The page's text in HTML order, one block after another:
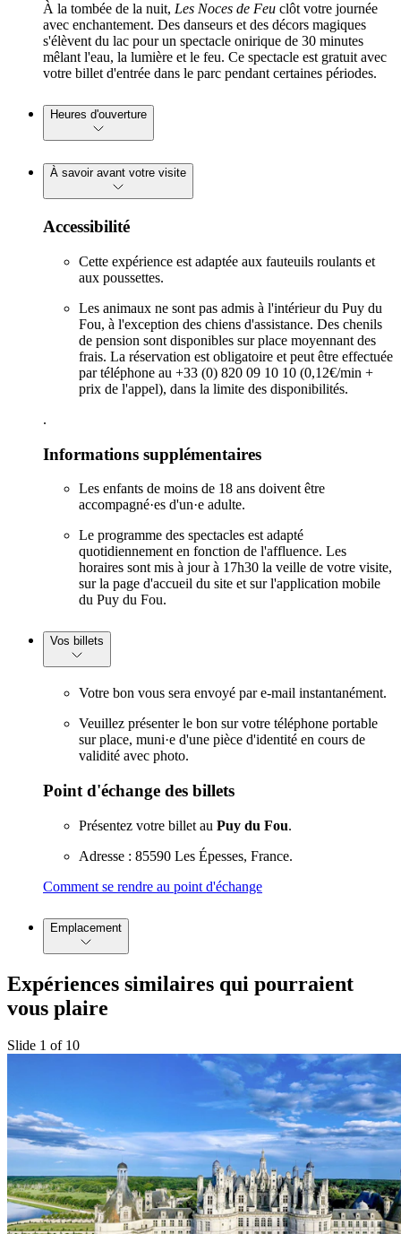
À la tombée de la nuit, Les Noces de Feu clôt votre journée
avec enchantement. Des danseurs et des décors magiques
s'élèvent du lac pour un spectacle onirique de 30 minutes
mêlant l'eau, la lumière et le feu. Ce spectacle est gratuit avec
votre billet d'entrée dans le parc pendant certaines périodes.
Heures d'ouverture
À savoir avant votre visite
Accessibilité
Cette expérience est adaptée aux fauteuils roulants et
aux poussettes.
Les animaux ne sont pas admis à l'intérieur du Puy du
Fou, à l'exception des chiens d'assistance. Des chenils
de pension sont disponibles sur place moyennant des
frais. La réservation est obligatoire et peut être effectuée
par téléphone au +33 (0) 820 09 10 10 (0,12€/min +
prix de l'appel), dans la limite des disponibilités.
.
Informations supplémentaires
Les enfants de moins de 18 ans doivent être
accompagné·es d'un·e adulte.
Le programme des spectacles est adapté
quotidiennement en fonction de l'affluence. Les
horaires sont mis à jour à 17h30 la veille de votre visite,
sur la page d'accueil du site et sur l'application mobile
du Puy du Fou.
Vos billets
Votre bon vous sera envoyé par e-mail instantanément.
Veuillez présenter le bon sur votre téléphone portable
sur place, muni·e d'une pièce d'identité en cours de
validité avec photo.
Point d'échange des billets
Présentez votre billet au Puy du Fou.
Adresse : 85590 Les Épesses, France.
Comment se rendre au point d'échange
Emplacement
Expériences similaires qui pourraient
vous plaire
Slide 1 of 10